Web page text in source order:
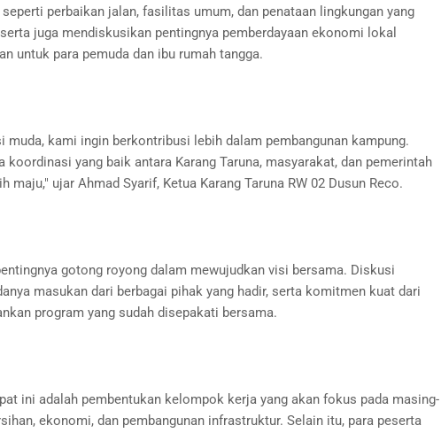
perbaikan jalan, fasilitas umum, dan penataan lingkungan yang
juga mendiskusikan pentingnya pemberdayaan ekonomi lokal
untuk para pemuda dan ibu rumah tangga.
muda, kami ingin berkontribusi lebih dalam pembangunan kampung.
koordinasi yang baik antara Karang Taruna, masyarakat, dan pemerintah
maju," ujar Ahmad Syarif, Ketua Karang Taruna RW 02 Dusun Reco.
gotong royong dalam mewujudkan visi bersama. Diskusi
masukan dari berbagai pihak yang hadir, serta komitmen kuat dari
program yang sudah disepakati bersama.
ini adalah pembentukan kelompok kerja yang akan fokus pada masing-
ekonomi, dan pembangunan infrastruktur. Selain itu, para peserta